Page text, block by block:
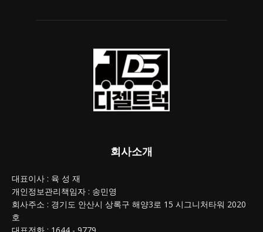
회사소개
대표이사 : 육 성 재
개인정보관리책임자 : 송민영
회사주소 : 경기도 안산시 상록구 해양3로 15 시그니처타워 2020
호